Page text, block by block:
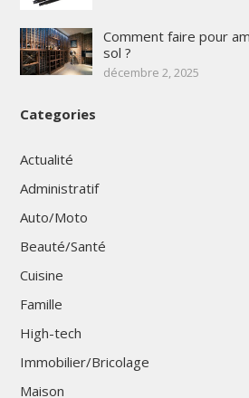
Comment faire pour
sol ?
décembre 2, 2025
Categories
Actualité
Administratif
Auto/Moto
Beauté/Santé
Cuisine
Famille
High-tech
Immobilier/Bricolage
Maison